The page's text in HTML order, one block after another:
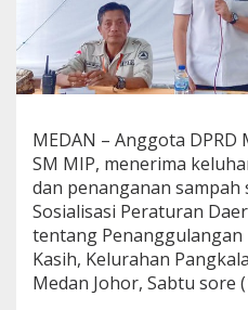
h
u
A
f
r
i
R
i
z
k
MEDAN – Anggota
SM MIP, menerima
dan penanganan sampah
Sosialisasi Peraturan
tentang Penanggulangan
Kasih, Kelurahan
Medan Johor, Sabtu sore